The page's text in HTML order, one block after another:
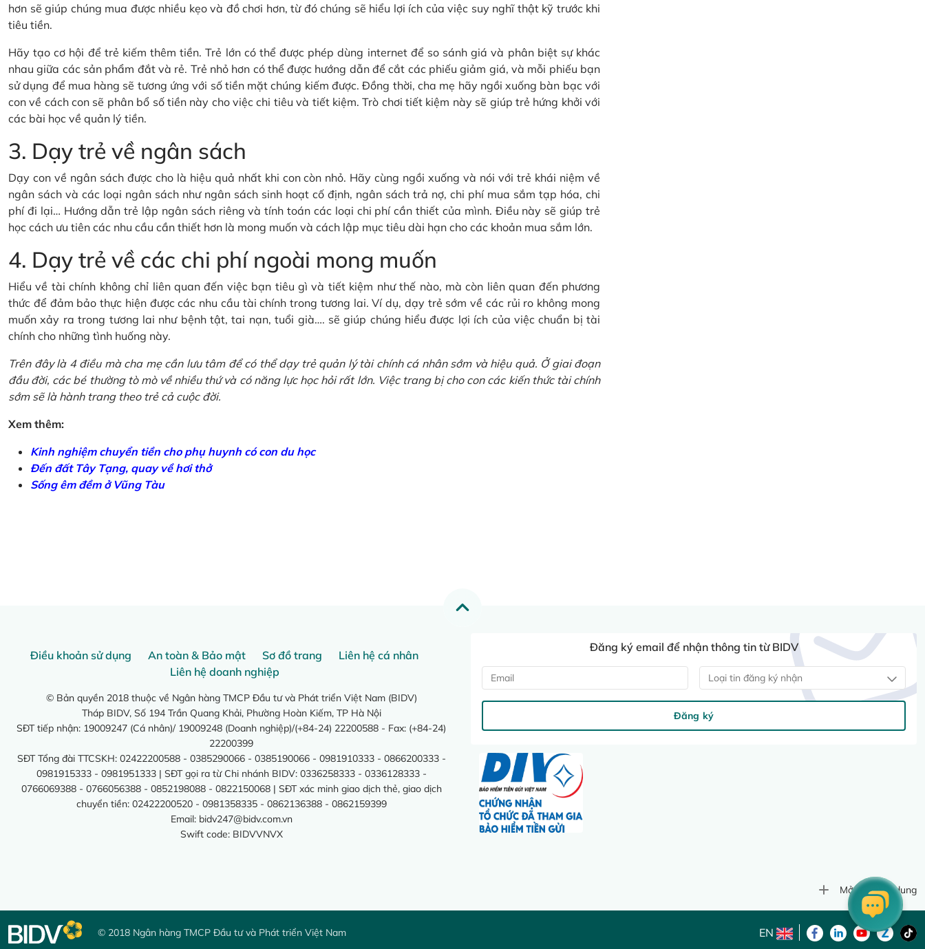
hơn sẽ giúp chúng mua được nhiều kẹo và đồ chơi hơn, từ đó chúng sẽ hiểu lợi ích của việc suy nghĩ thật kỹ trước khi
tiêu tiền.
Hãy tạo cơ hội để trẻ kiếm thêm tiền. Trẻ lớn có thể được phép dùng internet để so sánh giá và phân biệt sự khác
nhau giữa các sản phẩm đắt và rẻ. Trẻ nhỏ hơn có thể được hướng dẫn để cắt các phiếu giảm giá, và mỗi phiếu bạn
sử dụng để mua hàng sẽ tương ứng với số tiền mặt chúng kiếm được. Đồng thời, cha mẹ hãy ngồi xuống bàn bạc với
con về cách con sẽ phân bổ số tiền này cho việc chi tiêu và tiết kiệm. Trò chơi tiết kiệm này sẽ giúp trẻ hứng khởi với
các bài học về quản lý tiền.
3. Dạy trẻ về ngân sách
Dạy con về ngân sách được cho là hiệu quả nhất khi con còn nhỏ. Hãy cùng ngồi xuống và nói với trẻ khái niệm về
ngân sách và các loại ngân sách như ngân sách sinh hoạt cố định, ngân sách trả nợ, chi phí mua sắm tạp hóa, chi
phí đi lại… Hướng dẫn trẻ lập ngân sách riêng và tính toán các loại chi phí cần thiết của mình. Điều này sẽ giúp trẻ
học cách ưu tiên các nhu cầu cần thiết hơn là mong muốn và cách lập mục tiêu dài hạn cho các khoản mua sắm lớn.
4. Dạy trẻ về các chi phí ngoài mong muốn
Hiểu về tài chính không chỉ liên quan đến việc bạn tiêu gì và tiết kiệm như thế nào, mà còn liên quan đến phương
thức để đảm bảo thực hiện được các nhu cầu tài chính trong tương lai. Ví dụ, dạy trẻ sớm về các rủi ro không mong
muốn xảy ra trong tương lai như bệnh tật, tai nạn, tuổi già…. sẽ giúp chúng hiểu được lợi ích của việc chuẩn bị tài
chính cho những tình huống này.
Trên đây là 4 điều mà cha mẹ cần lưu tâm để có thể dạy trẻ quản lý tài chính cá nhân sớm và hiệu quả. Ở giai đoạn
đầu đời, các bé thường tò mò về nhiều thứ và có năng lực học hỏi rất lớn. Việc trang bị cho con các kiến thức tài chính
sớm sẽ là hành trang theo trẻ cả cuộc đời.
Xem thêm:
Kinh nghiệm chuyển tiền cho phụ huynh có con du học
Đến đất Tây Tạng, quay về hơi thở
Sống êm đềm ở Vũng Tàu
Điều khoản sử dụng An toàn & Bảo mật Sơ đồ trang
Liên hệ cá nhân
Liên hệ doanh nghiệp
© Bản quyền 2018 thuộc về Ngân hàng TMCP Đầu tư và Phát triển Việt Nam (BIDV)
Tháp BIDV, Số 194 Trần Quang Khải, Phường Hoàn Kiếm, TP Hà Nội
SĐT tiếp nhận: 19009247 (Cá nhân)/ 19009248 (Doanh nghiệp)/(+84-24) 22200588 - Fax: (+84-24)
22200399
SĐT Tổng đài TTCSKH: 02422200588 - 0385290066 - 0385190066 - 0981910333 - 0866200333 -
0981915333 - 0981951333 | SĐT gọi ra từ Chi nhánh BIDV: 0336258333 - 0336128333 -
0766069388 - 0766056388 - 0852198088 - 0822150068 | SĐT xác minh giao dịch thẻ, giao dịch
chuyển tiền: 02422200520 - 0981358335 - 0862136388 - 0862159399
Email: bidv247@bidv.com.vn
Swift code: BIDVVNVX
Đăng ký email để nhận thông tin từ BIDV
Loại tin đăng ký nhận
Đăng ký
Mở rộng nội dung
© 2018 Ngân hàng TMCP Đầu tư và Phát triển Việt Nam EN